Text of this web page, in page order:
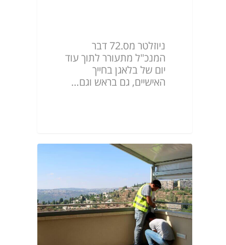
ניוזלטר מס.72 דבר
המנכ"ל מתעורר לתוך עוד
יום של בלאגן בחייך
האישיים, גם בראש וגם…